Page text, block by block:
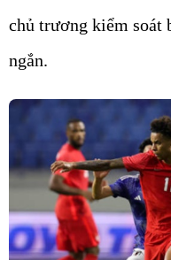
chủ trương kiểm soát
ngắn.